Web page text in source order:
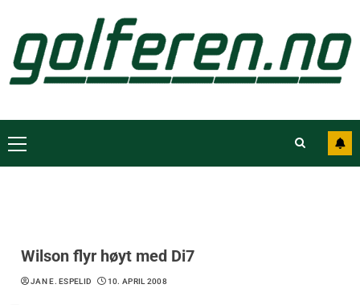
Wilson flyr høyt med Di7
JAN E. ESPELID 10. APRIL 2008